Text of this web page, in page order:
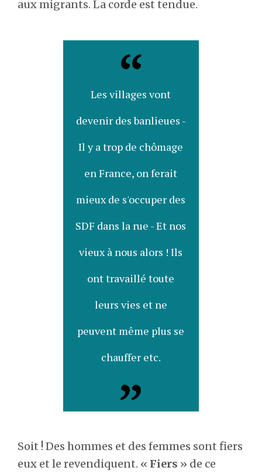
aux migrants. La corde est tendue.
Les villages vont
devenir des banlieues -
Il y a trop de chômage
en France, on ferait
mieux de s'occuper des
SDF dans la rue - Et nos
vieux à nous alors ! Ils
ont travaillé toute
leurs vies et ne
peuvent même plus se
chauffer etc.
Soit ! Des hommes et des femmes sont fiers
eux et le revendiquent. « Fiers » de ce